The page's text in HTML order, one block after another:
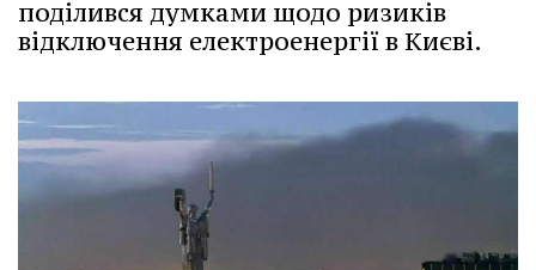
поділився думками щодо ризиків
відключення електроенергії в Києві.